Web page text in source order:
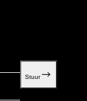
Stuur